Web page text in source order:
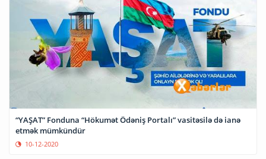
“YAŞAT” Fonduna “Hökumət Ödəniş Portalı” vasitəsilə də ianə
etmək mümkündür
10-12-2020